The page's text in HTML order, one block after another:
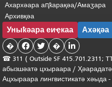
Ахархәара аԥҟарақәа/Амаӡара
Архивқәа
Уныҟәара еиҿкаа Ахәқәа
�   � 
☎ 311 ( Outside SF 415.701.2311;
абызшәатә цхыраара /
Ацхыраара лингвистикатә хәыда -